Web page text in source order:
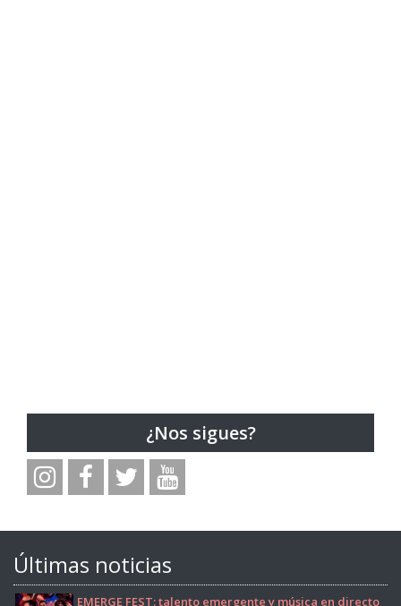
¿Nos sigues?
Últimas noticias
EMERGE FEST: talento emergente y música en directo